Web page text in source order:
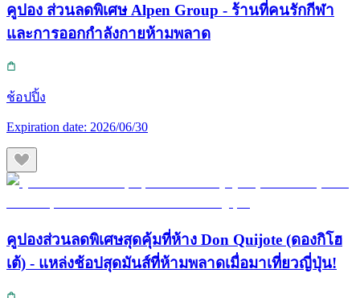
คูปอง ส่วนลดพิเศษ Alpen Group - ร้านที่คนรักกีฬา
และการออกกำลังกายห้ามพลาด
ช้อปปิ้ง
Expiration date: 2026/06/30
คูปองส่วนลดพิเศษสุดคุ้มที่ห้าง Don Quijote (ดองกิโฮ
เต้) - แหล่งช้อปสุดมันส์ที่ห้ามพลาดเมื่อมาเที่ยวญี่ปุ่น!